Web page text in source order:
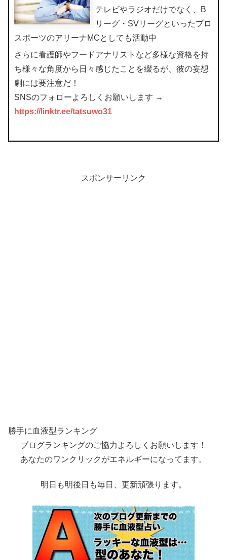
テレビやラジオだけでなく、B
リーグ・SVリーグといったプロ
スポーツのアリーナMCとしても活動中
さらに看護師やフードアナリストなど多様な資格を持
ち様々な角度から日々感じたことを綴るが、彼の妄想
劇には要注意だ！
SNSのフォローよろしくお願いします →
https://linktr.ee/tatsuwo31
スポンサーリンク
勝手に血液型ランキング
ブログランキングのご協力よろしくお願いします！
あなたのワンクリックがエネルギーになってます。
明日も明後日も毎日、更新頑張ります。